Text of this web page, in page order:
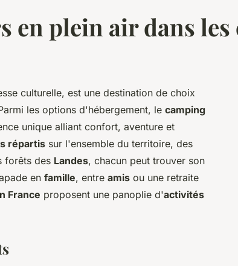
en plein air dans
culturelle, est une destination de choix
les options d'hébergement, le camping
unique alliant confort, aventure et
répartis sur l'ensemble du territoire, des
forêts des Landes, chacun peut trouver son
en famille, entre amis ou une retraite
France proposent une panoplie d'activités